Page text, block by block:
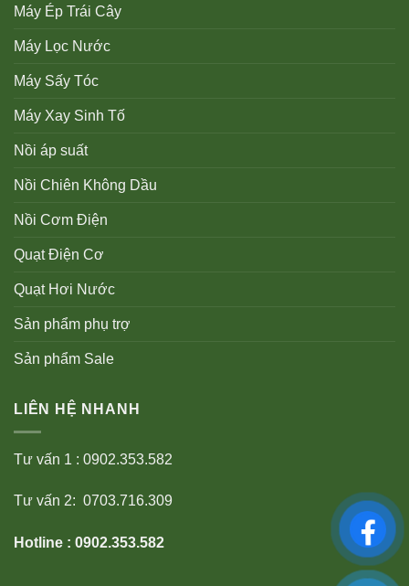
Máy Ép Trái Cây
Máy Lọc Nước
Máy Sấy Tóc
Máy Xay Sinh Tố
Nồi áp suất
Nồi Chiên Không Dầu
Nồi Cơm Điện
Quạt Điện Cơ
Quạt Hơi Nước
Sản phẩm phụ trợ
Sản phẩm Sale
LIÊN HỆ NHANH
Tư vấn 1 : 0902.353.582
Tư vấn 2: 0703.716.309
Hotline : 0902.353.582